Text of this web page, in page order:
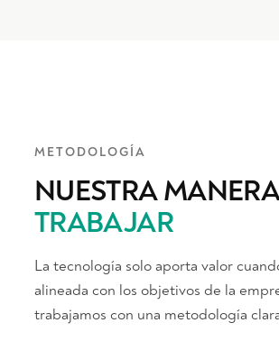
METODOLOGÍA
NUESTRA
TRABAJAR
La tecnología solo aporta valor
alineada con los objetivos de la
trabajamos con una metodología